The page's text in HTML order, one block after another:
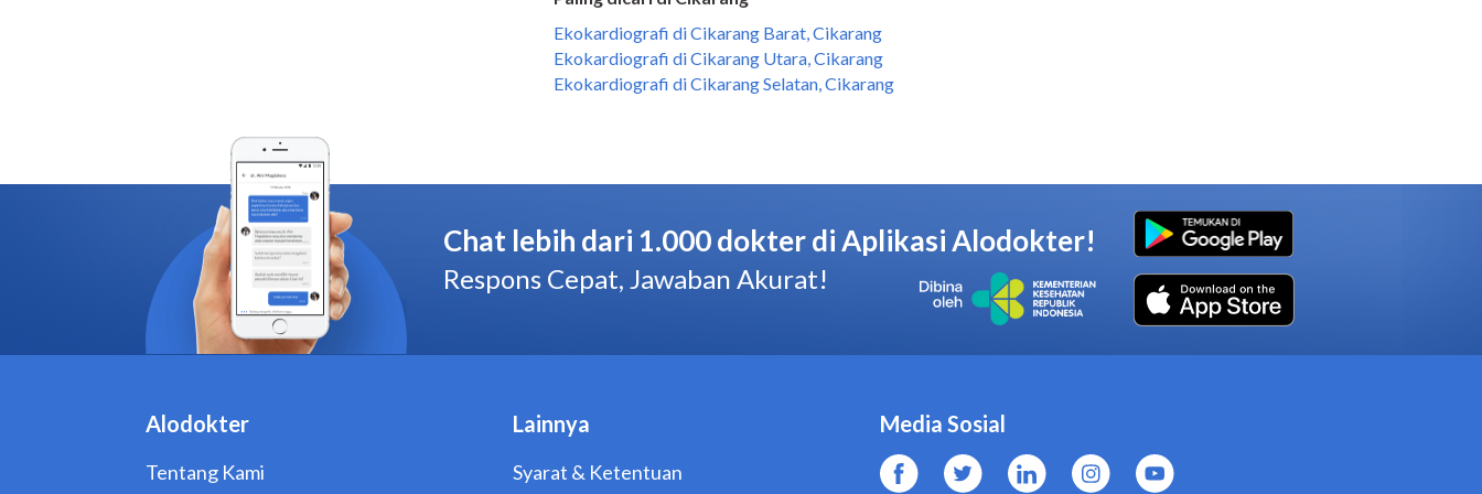
Ekokardiografi di Cikarang Barat, Cikarang
Ekokardiografi di Cikarang Utara, Cikarang
Ekokardiografi di Cikarang Selatan, Cikarang